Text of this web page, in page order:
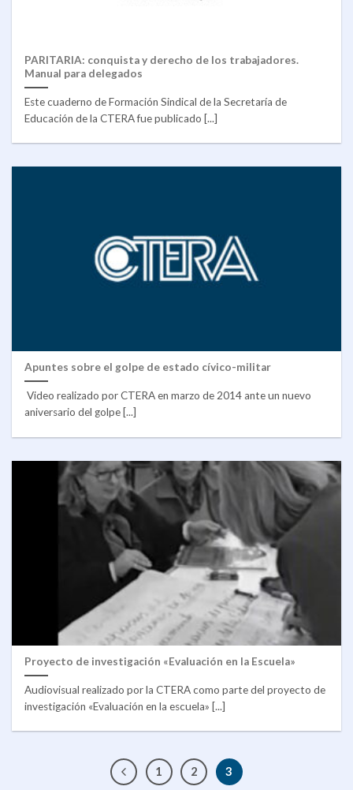
PARITARIA: conquista y derecho de los trabajadores.
Manual para delegados
Este cuaderno de Formación Sindical de la Secretaría de
Educación de la CTERA fue publicado [...]
Apuntes sobre el golpe de estado cívico-militar
Video realizado por CTERA en marzo de 2014 ante un nuevo
aniversario del golpe [...]
Proyecto de investigación «Evaluación en la Escuela»
Audiovisual realizado por la CTERA como parte del proyecto de
investigación «Evaluación en la escuela» [...]
1 2 3